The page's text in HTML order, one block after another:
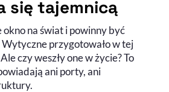
się tajemnicą
na świat i powinny być
przygotowało w tej
czy weszły one w życie? To
ani porty, ani